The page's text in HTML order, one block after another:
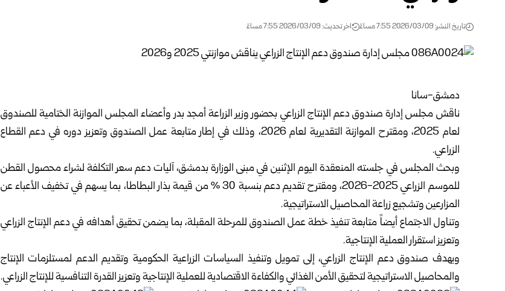
تاريخ النشر: 2026/03/09 7:55 مساءً اخر تحديث: 2026/03/09 7:55 مساءً
دمشق-سانا
ناقش مجلس إدارة صندوق دعم الإنتاج الزراعي بحضوروزير الزراعةأمجد بدر وأعضاء المجلس الموازنة الختامية للصندوق
لعام 2025، ومقترح الموازنة التقديرية لعام 2026، وذلك في إطار متابعة عمل الصندوق وتعزيز دوره في دعم القطاع
الزراعي.
وبحث المجلس في جلسته المنعقدة اليوم الإثنين في مبنى الوزارة بدمشق، آليات دعم سعر التكلفة لشراء محصول القطن
للموسم الزراعي 2025-2026، ومقترح تقديم دعم بنسبة 30 % من قيمة بذار البطاطا، بما يسهم في تخفيف الأعباء عن
المزارعين وتشجيع زراعة المحاصيل الاستراتيجية.
وتناول الاجتماع أيضاً متابعة تنفيذ خطة عمل الصندوق للمرحلة المقبلة، بما يضمن تحقيق أهدافه في دعم الإنتاج الزراعي
وتعزيز استقرار العملية الإنتاجية.
ويهدف صندوق دعم الإنتاج الزراعي، إلى تمويل وتنفيذ السياسات الزراعية الحكومية وتقديم الدعم لمستلزمات الإنتاج
والمحاصيل الاستراتيجية لتحقيق الأمن الغذائي والكفاءة الاقتصادية للعملية الإنتاجية وتعزيز القدرة التنافسية للإنتاج الزراعي.